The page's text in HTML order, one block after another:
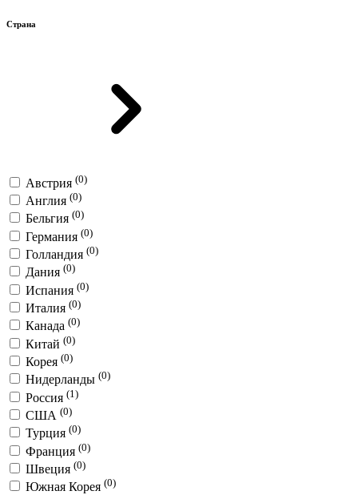
Страна
Австрия (0)
Англия (0)
Бельгия (0)
Германия (0)
Голландия (0)
Дания (0)
Испания (0)
Италия (0)
Канада (0)
Китай (0)
Корея (0)
Нидерланды (0)
Россия (1)
США (0)
Турция (0)
Франция (0)
Швеция (0)
Южная Корея (0)